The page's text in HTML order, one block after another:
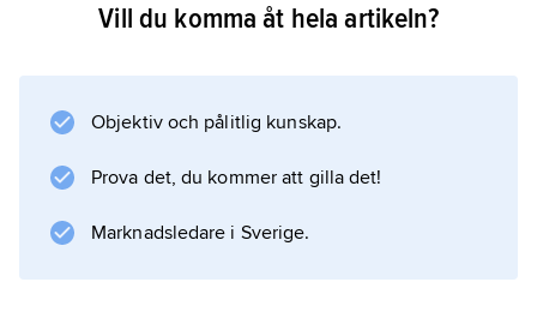
Information om artikeln
Vill du komma åt hela artikeln?
Objektiv och pålitlig kunskap.
Prova det, du kommer att gilla det!
Marknadsledare i Sverige.